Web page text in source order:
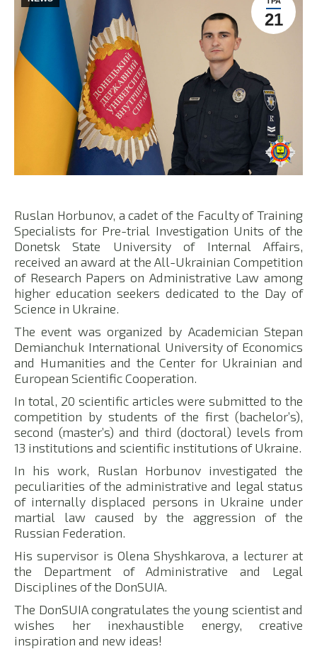
21
Ruslan Horbunov, a cadet of the Faculty of Training
Specialists for Pre-trial Investigation Units of the
Donetsk State University of Internal Affairs,
received an award at the All-Ukrainian Competition
of Research Papers on Administrative Law among
higher education seekers dedicated to the Day of
Science in Ukraine.
The event was organized by Academician Stepan
Demianchuk International University of Economics
and Humanities and the Center for Ukrainian and
European Scientific Cooperation.
In total, 20 scientific articles were submitted to the
competition by students of the first (bachelor’s),
second (master’s) and third (doctoral) levels from
13 institutions and scientific institutions of Ukraine.
In his work, Ruslan Horbunov investigated the
peculiarities of the administrative and legal status
of internally displaced persons in Ukraine under
martial law caused by the aggression of the
Russian Federation.
His supervisor is Olena Shyshkarova, a lecturer at
the Department of Administrative and Legal
Disciplines of the DonSUIA.
The DonSUIA congratulates the young scientist and
wishes her inexhaustible energy, creative
inspiration and new ideas!